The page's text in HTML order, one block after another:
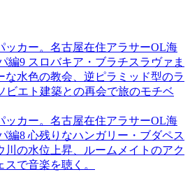
ッカー。名古屋在住アラサーOL海
編9 スロバキア・ブラチスラヴァま
な水色の教会、逆ピラミッド型のラ
ビエト建築との再会で旅のモチベ
ッカー。名古屋在住アラサーOL海
編8 心残りなハンガリー・ブダペス
川の水位上昇、ルームメイトのアク
で音楽を聴く。